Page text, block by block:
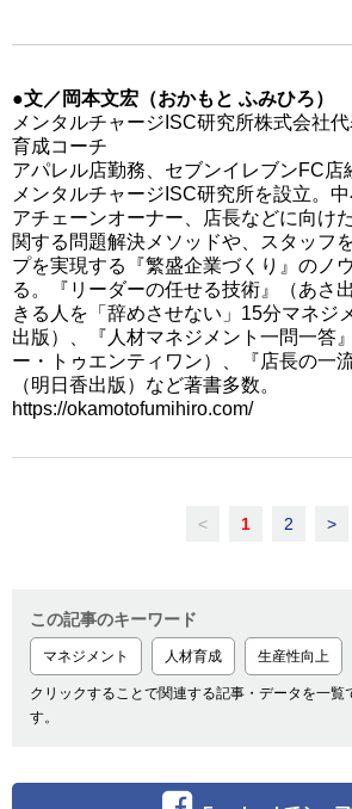
●文／岡本文宏（おかもと ふみひろ）
メンタルチャージISC研究所株式会社
育成コーチ
アパレル店勤務、セブンイレブンFC店
メンタルチャージISC研究所を設立。
アチェーンオーナー、店長などに向け
関する問題解決メソッドや、スタッフ
プを実現する『繁盛企業づくり』のノ
る。『リーダーの任せる技術』（あさ
きる人を「辞めさせない」15分マネジ
出版）、『人材マネジメント一問一答
ー・トゥエンティワン）、『店長の一
（明日香出版）など著書多数。
https://okamotofumihiro.com/
< 1 2 >
この記事のキーワード
マネジメント 人材育成 生産性向上
クリックすることで関連する記事・データを一覧
す。